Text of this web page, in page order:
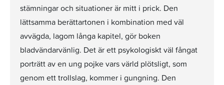
stämningar och situationer är mitt i prick. Den
lättsamma berättartonen i kombination med väl
avvägda, lagom långa kapitel, gör boken
bladvändarvänlig. Det är ett psykologiskt väl fångat
porträtt av en ung pojke vars värld plötsligt, som
genom ett trollslag, kommer i gungning. Den